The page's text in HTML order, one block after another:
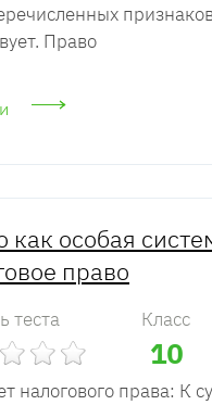
Право
как особая
право
теста Класс
10
налогового права: К